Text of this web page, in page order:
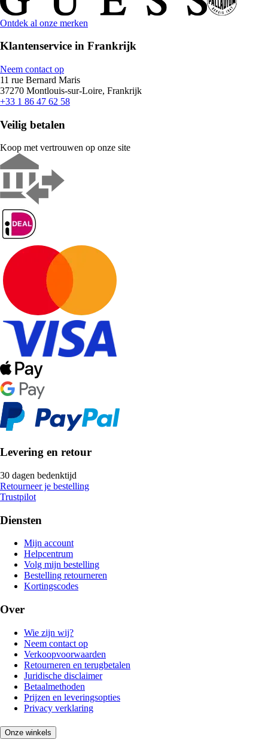
Ontdek al onze merken
Klantenservice in Frankrijk
Neem contact op
11 rue Bernard Maris
37270 Montlouis-sur-Loire, Frankrijk
+33 1 86 47 62 58
Veilig betalen
Koop met vertrouwen op onze site
Levering en retour
30 dagen bedenktijd
Retourneer je bestelling
Trustpilot
Diensten
Mijn account
Helpcentrum
Volg mijn bestelling
Bestelling retourneren
Kortingscodes
Over
Wie zijn wij?
Neem contact op
Verkoopvoorwaarden
Retourneren en terugbetalen
Juridische disclaimer
Betaalmethoden
Prijzen en leveringsopties
Privacy verklaring
Onze winkels